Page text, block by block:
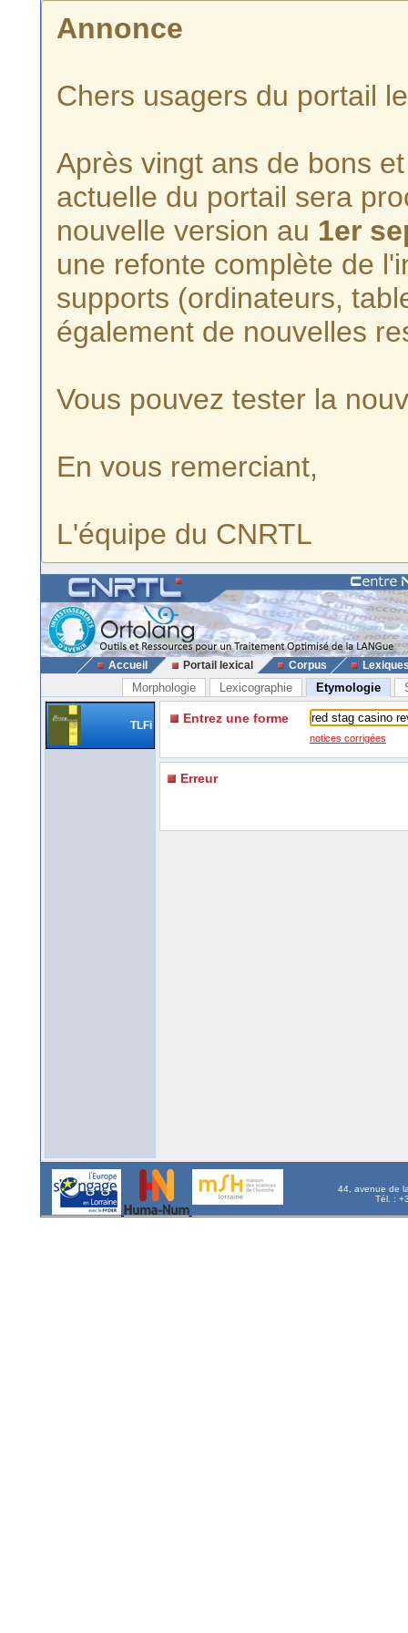
Annonce
Chers usagers du portail
Après vingt ans de bons
actuelle du portail sera
nouvelle version au 1er
une refonte complète de
supports (ordinateurs,
également de nouvelles
Vous pouvez tester la
En vous remerciant,
L'équipe du CNRTL
Accueil Portail lexical Corpus
Morphologie Lexicographie Etymologie
TLFi Entrez une forme
notices corrigées
Erreur
44, avenue de
Tél. :